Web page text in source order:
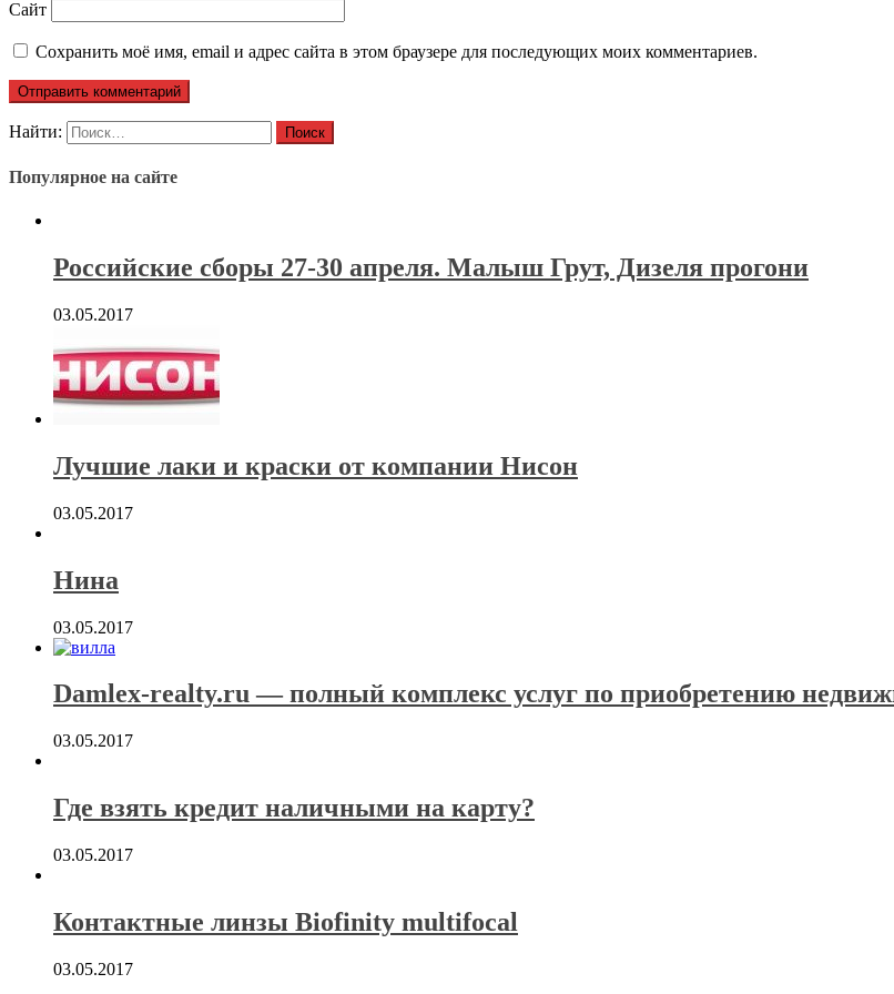
Сайт
Сохранить моё имя, email и адрес сайта в этом браузере для последующих моих комментариев.
Найти:
Популярное на сайте
Российские сборы 27-30 апреля. Малыш Грут, Дизеля прогони
03.05.2017
Лучшие лаки и краски от компании Нисон
03.05.2017
Нина
03.05.2017
Damlex-realty.ru — полный комплекс услуг по приобретению
03.05.2017
Где взять кредит наличными на карту?
03.05.2017
Контактные линзы Biofinity multifocal
03.05.2017